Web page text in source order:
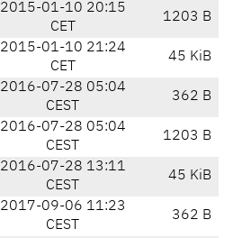
2015-01-10 20:15
CET
1203 B
2015-01-10 21:24
CET
45 KiB
2016-07-28 05:04
CEST
362 B
2016-07-28 05:04
CEST
1203 B
2016-07-28 13:11
CEST
45 KiB
2017-09-06 11:23
CEST
362 B